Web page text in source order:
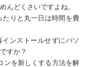
んどくさいですよね。
たりと丸一日は時間を費
ンストールせずにパソ
すか？
ンを新しくする方法を解